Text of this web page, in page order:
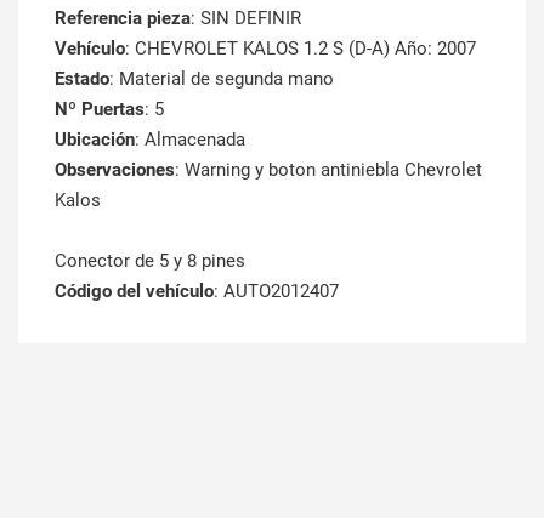
Referencia pieza: SIN DEFINIR
Vehículo: CHEVROLET KALOS 1.2 S (D-A) Año: 2007
Estado: Material de segunda mano
Nº Puertas: 5
Ubicación: Almacenada
Observaciones: Warning y boton antiniebla Chevrolet
Kalos
Conector de 5 y 8 pines
Código del vehículo: AUTO2012407